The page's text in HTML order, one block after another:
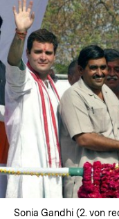
Sonia Gandhi (2. von